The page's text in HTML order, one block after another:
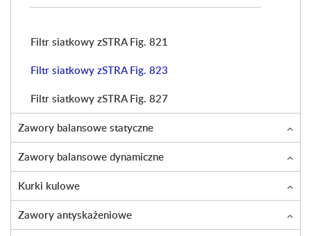
Filtr siatkowy zSTRA Fig. 821
Filtr siatkowy zSTRA Fig. 823
Filtr siatkowy zSTRA Fig. 827
Zawory balansowe statyczne
Zawory balansowe dynamiczne
Kurki kulowe
Zawory antyskażeniowe